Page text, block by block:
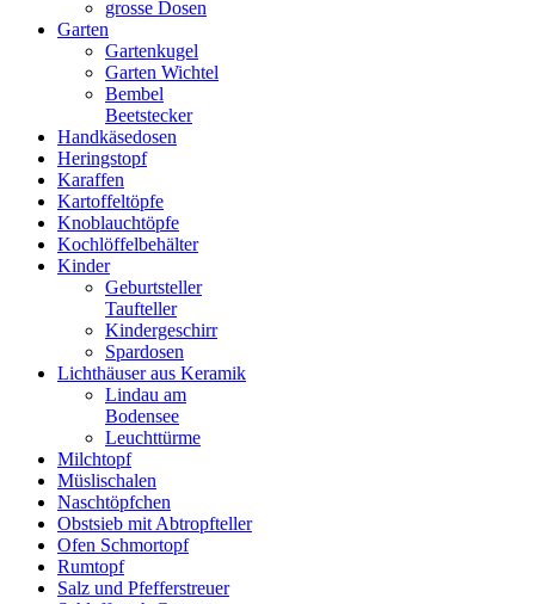
grosse Dosen
Garten
Gartenkugel
Garten Wichtel
Bembel
Beetstecker
Handkäsedosen
Heringstopf
Karaffen
Kartoffeltöpfe
Knoblauchtöpfe
Kochlöffelbehälter
Kinder
Geburtsteller
Taufteller
Kindergeschirr
Spardosen
Lichthäuser aus Keramik
Lindau am
Bodensee
Leuchttürme
Milchtopf
Müslischalen
Naschtöpfchen
Obstsieb mit Abtropfteller
Ofen Schmortopf
Rumtopf
Salz und Pfefferstreuer